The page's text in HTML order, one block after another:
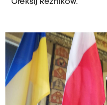
Ołeksij Reznikow.